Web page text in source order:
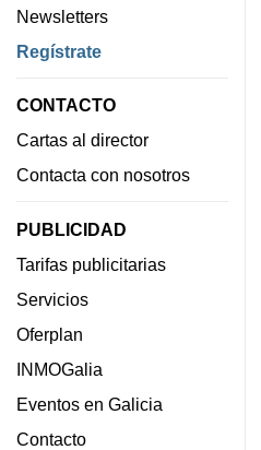
Newsletters
Regístrate
CONTACTO
Cartas al director
Contacta con nosotros
PUBLICIDAD
Tarifas publicitarias
Servicios
Oferplan
INMOGalia
Eventos en Galicia
Contacto